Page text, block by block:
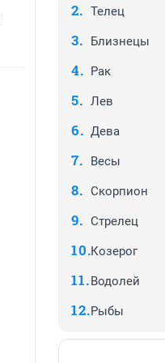
Телец
Близнецы
Рак
Лев
Дева
Весы
Скорпион
Стрелец
Козерог
Водолей
Рыбы